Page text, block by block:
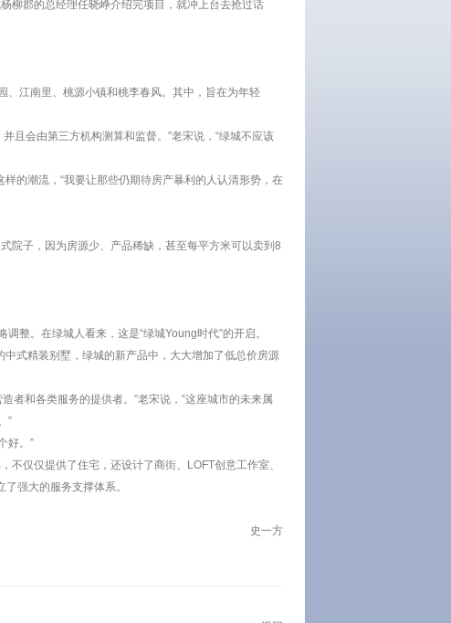
柳郡的总经理任晓峥介绍完项目，就冲上台去抢过话
江南里、桃源小镇和桃李春风。其中，旨在为年轻
且会由第三方机构测算和监督。”老宋说，“绿城不应该
的潮流，“我要让那些仍期待房产暴利的人认清形势，在
院子，因为房源少、产品稀缺，甚至每平方米可以卖到8
整。在绿城人看来，这是“绿城Young时代”的开启。
式精装别墅，绿城的新产品中，大大增加了低总价房源
者和各类服务的提供者。”老宋说，“这座城市的未来属
”
好。”
仅仅提供了住宅，还设计了商街、LOFT创意工作室、
强大的服务支撑体系。
史一方